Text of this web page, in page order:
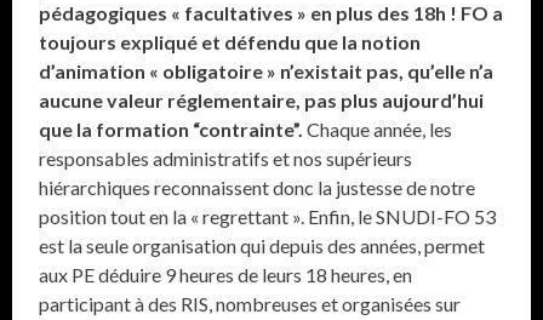
pédagogiques « facultatives » en plus des 18h ! FO a
toujours expliqué et défendu que la notion
d’animation « obligatoire » n’existait pas, qu’elle n’a
aucune valeur réglementaire, pas plus aujourd’hui
que la formation “contrainte”.Chaque année, les
responsables administratifs et nos supérieurs
hiérarchiques reconnaissent donc la justesse de notre
position tout en la « regrettant ». Enfin, le SNUDI-FO 53
est la seule organisation qui depuis des années, permet
aux PE déduire 9 heures de leurs 18 heures, en
participant à des RIS, nombreuses et organisées sur